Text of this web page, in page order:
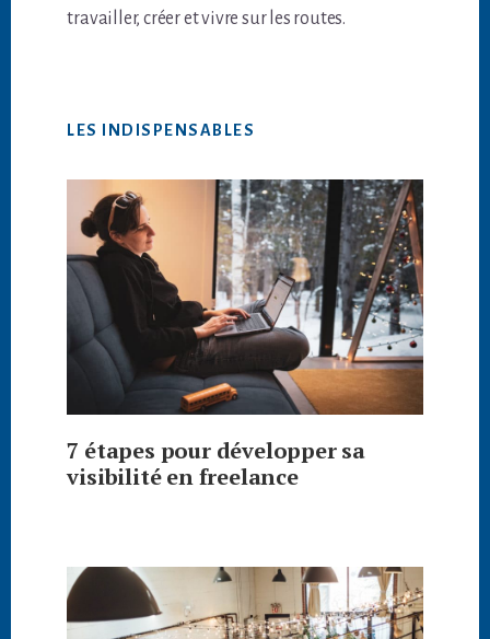
travailler, créer et vivre sur les routes.
LES INDISPENSABLES
7 étapes pour développer sa
visibilité en freelance